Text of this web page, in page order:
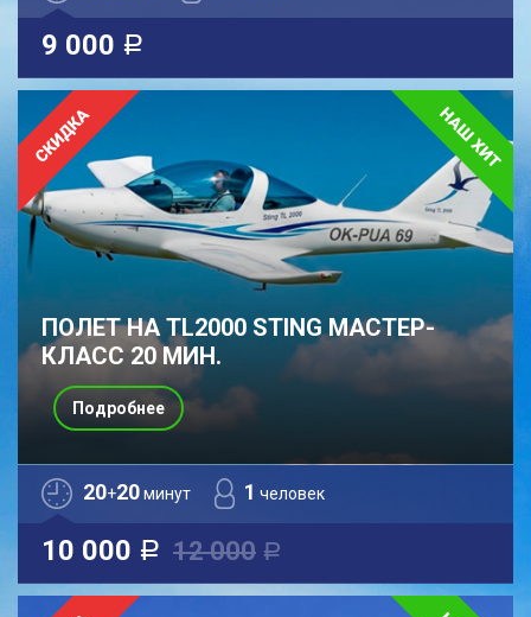
9 000 a
ПОЛЕТ НА TL2000 STING МАСТЕР-
КЛАСС 20 МИН.
20+20минут 1 человек
10 000 a 12 000 a
Подробнее